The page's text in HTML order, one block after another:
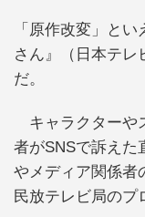
「原作改変」と
さん』（日本テレ
だ。
キャラクターや
者がSNSで訴えた
やメディア関係者
民放テレビ局のプ